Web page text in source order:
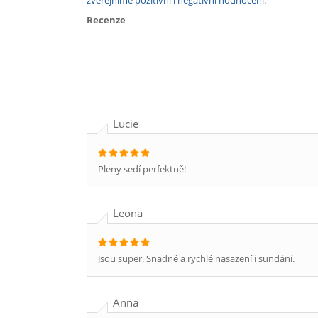
Recenze
Lucie
Pleny sedí perfektně!
Leona
Jsou super. Snadné a rychlé nasazení i sundání.
Anna